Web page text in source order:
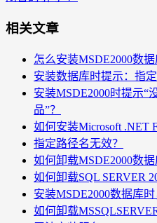
相关文章
怎么安装MSDE2000数
安装数据库时提示：指
安装MSDE2000时提示“
品”？
如何安装Microsoft .NET
指定路径名无效？
如何卸载MSDE2000数据
如何卸载SQL SERVER
安装MSDE2000数据库
如何卸载